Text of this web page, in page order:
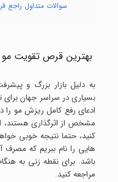
سوالات متداول راجع
بهترین قرص تقویت مو
به دلیل بازار بزرگ و
بسیاری در سراسر جهان
ادعای رفع کامل ریزش مو را
مشخص از اثرگذاری هستند،
کنید، حتما نتیجه خوبی
هایی را نام ببریم که
باشد. برای نقطه زنی به
مراجعه کنید.